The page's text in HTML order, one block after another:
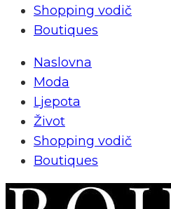
Shopping vodič
Boutiques
Naslovna
Moda
Ljepota
Život
Shopping vodič
Boutiques